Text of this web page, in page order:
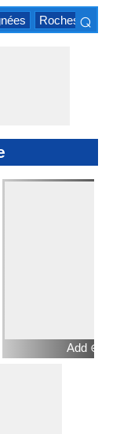
Roches⌕
Add ⊕